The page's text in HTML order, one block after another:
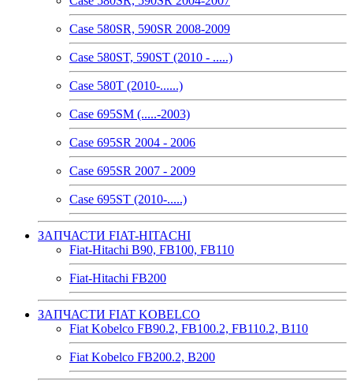
Case 580SR, 590SR 2008-2009
Case 580ST, 590ST (2010 - .....)
Case 580T (2010-......)
Case 695SM (.....-2003)
Case 695SR 2004 - 2006
Case 695SR 2007 - 2009
Case 695ST (2010-.....)
ЗАПЧАСТИ FIAT-HITACHI
Fiat-Hitachi B90, FB100, FB110
Fiat-Hitachi FB200
ЗАПЧАСТИ FIAT KOBELCO
Fiat Kobelco FB90.2, FB100.2, FB110.2, B110
Fiat Kobelco FB200.2, B200